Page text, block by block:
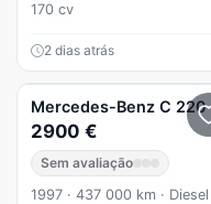
170 cv
2 dias atrás
Mercedes-Benz C 220
2900 €
Sem avaliação
1997 · 437 000 km · Diesel